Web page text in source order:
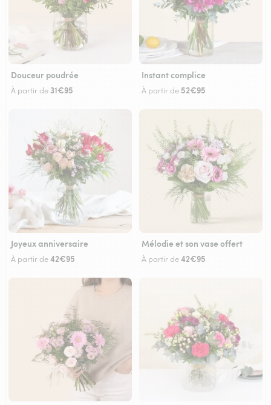
Douceur poudrée
À partir de 31€95
Instant complice
À partir de 52€95
Joyeux anniversaire
À partir de42€95
Mélodie et son vase offert
À partir de42€95